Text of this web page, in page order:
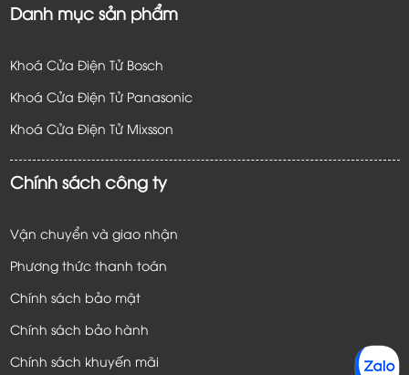
Danh mục sản phẩm
Khoá Cửa Điện Tử Bosch
Khoá Cửa Điện Tử Panasonic
Khoá Cửa Điện Tử Mixsson
Chính sách công ty
Vận chuyển và giao nhận
Phương thức thanh toán
Chính sách bảo mật
Chính sách bảo hành
Chính sách khuyến mãi